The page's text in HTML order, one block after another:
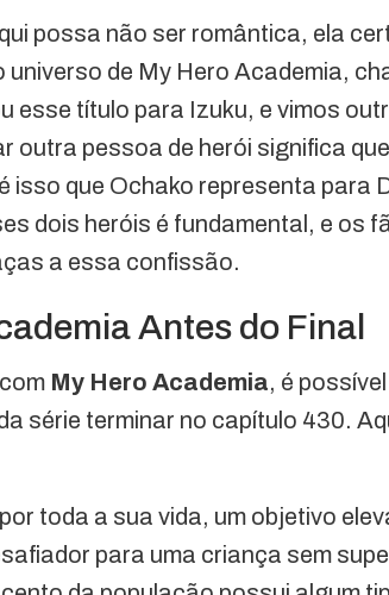
possa não ser romântica, ela
de My Hero Academia,
esse título para Izuku, e vimos
outra pessoa de herói significa
isso que Ochako representa para
dois heróis é fundamental, e os
a essa confissão.
Antes do Final
My Hero Academia, é
série terminar no capítulo 430.
toda a sua vida, um objetivo
para uma criança sem